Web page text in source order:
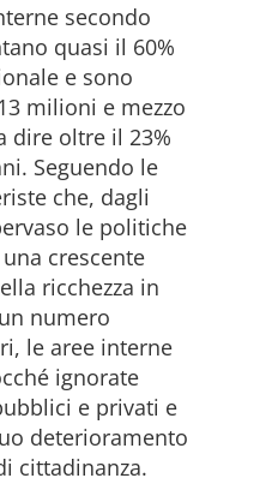
secondo
quasi il 60%
e sono
milioni e mezzo
dire oltre il 23%
Seguendo le
che, dagli
le politiche
crescente
ricchezza in
numero
le aree interne
ignorate
e privati e
deterioramento
cittadinanza.